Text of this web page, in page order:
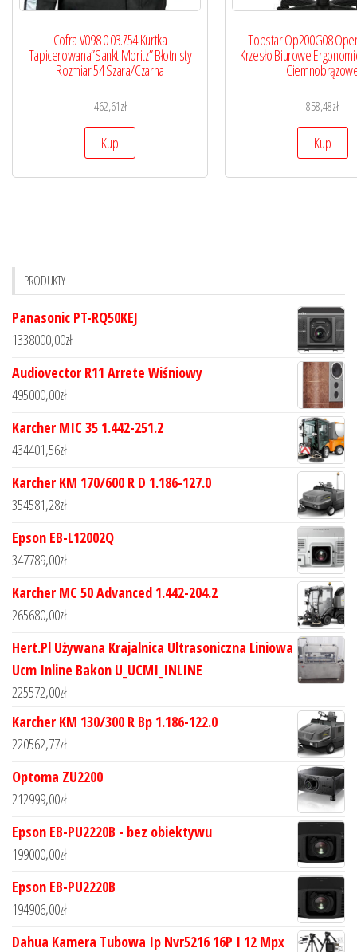
Cofra V098 0 03.Z54 Kurtka
Tapicerowana”Sankt Moritz” Błotnisty
Rozmiar 54 Szara/Czarna
462,61zł
Kup
Topstar Op200G08
Krzesło Biurowe
858,48zł
Kup
PRODUKTY
Panasonic PT-RQ50KEJ
1338000,00zł
Audiovector R11 Arrete Wiśniowy
495000,00zł
Karcher MIC 35 1.442-251.2
434401,56zł
Karcher KM 170/600 R D 1.186-127.0
354581,28zł
Epson EB-L12002Q
347789,00zł
Karcher MC 50 Advanced 1.442-204.2
265680,00zł
Hert.Pl Używana Krajalnica Ultrasoniczna Liniowa
Ucm Inline Bakon U_UCMI_INLINE
225572,00zł
Karcher KM 130/300 R Bp 1.186-122.0
220562,77zł
Optoma ZU2200
212999,00zł
Epson EB-PU2220B - bez obiektywu
199000,00zł
Epson EB-PU2220B
194906,00zł
Dahua Kamera Tubowa Ip Nvr5216 16P I 12 Mpx